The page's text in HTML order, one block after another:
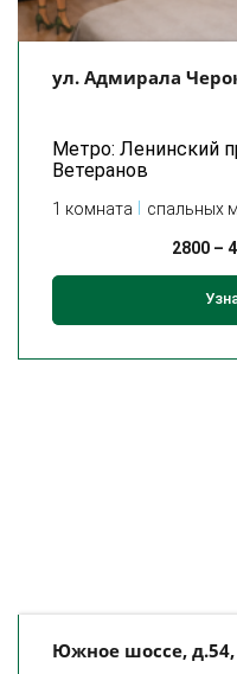
ул. Адмирала
Метро: Ленинский
Ветеранов
1 комната спальных
2800–
Южное шоссе, д.54,